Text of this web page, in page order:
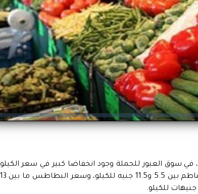
شهدت أسعار الخضروات اليوم الأربعاء 24 -7-22-2024، في سوق العبور للجملة وجود انخفاضا كبير في سعر الكيلو
الواحد لعدد كبير من الأصناف، حيث أن تراوح سعر الطماطم بين 5.5 و11.5 جنيه للكيلو، وسعر البطاطس ما بين 13